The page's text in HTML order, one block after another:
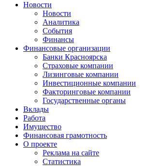
Новости
Новости
Аналитика
События
Финансы
Финансовые организации
Банки Красноярска
Страховые компании
Лизинговые компании
Инвестиционные компании
Факторинговые компании
Государственные органы
Вклады
Работа
Имущество
Финансовая грамотность
О проекте
Реклама на сайте
Статистика